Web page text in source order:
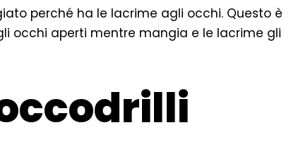
perché ha le lacrime agli occhi. Questo è
occhi aperti mentre mangia e le lacrime gli